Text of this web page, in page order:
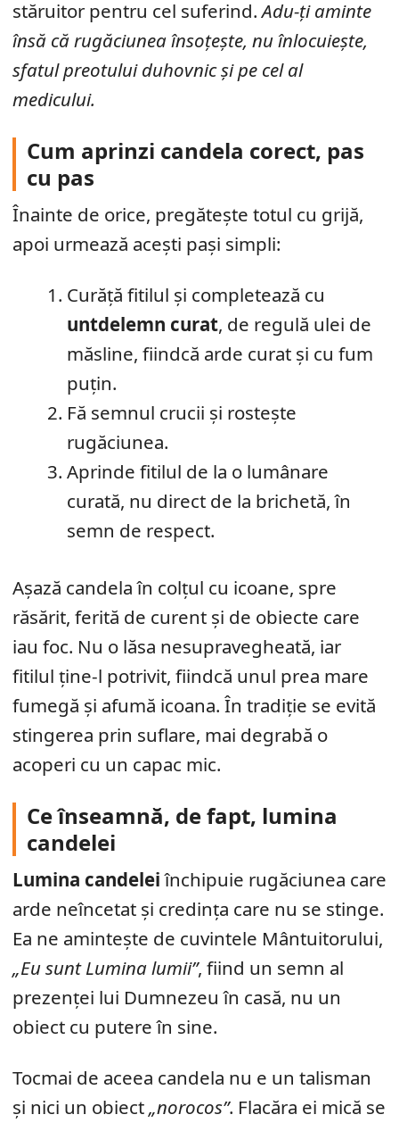
stăruitor pentru cel suferind.Adu-ți aminte
însă că rugăciunea însoțește, nu înlocuiește,
sfatul preotului duhovnic și pe cel al
medicului.
Cum aprinzi candela corect, pas
cu pas
Înainte de orice, pregătește totul cu grijă,
apoi urmează acești pași simpli:
Curăță fitilul și completează cu
untdelemn curat, de regulă ulei de
măsline, fiindcă arde curat și cu fum
puțin.
Fă semnul crucii și rostește
rugăciunea.
Aprinde fitilul de la o lumânare
curată, nu direct de la brichetă, în
semn de respect.
Așază candela în colțul cu icoane, spre
răsărit, ferită de curent și de obiecte care
iau foc. Nu o lăsa nesupravegheată, iar
fitilul ține-l potrivit, fiindcă unul prea mare
fumegă și afumă icoana. În tradiție se evită
stingerea prin suflare, mai degrabă o
acoperi cu un capac mic.
Ce înseamnă, de fapt, lumina
candelei
Lumina candeleiînchipuie rugăciunea care
arde neîncetat și credința care nu se stinge.
Ea ne amintește de cuvintele Mântuitorului,
„Eu sunt Lumina lumii”, fiind un semn al
prezenței lui Dumnezeu în casă, nu un
obiect cu putere în sine.
Tocmai de aceea candela nu e un talisman
și nici un obiect„norocos”. Flacăra ei mică se